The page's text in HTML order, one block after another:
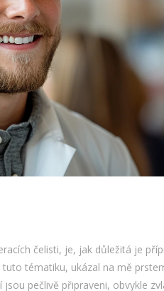
čelisti, je, jak důležitá je
tématiku, ukázal na mě
pečlivě připraveni, obvykle